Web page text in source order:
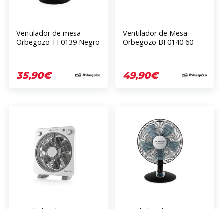
Ventilador de mesa
Orbegozo TF0139 Negro
35,90€
Ventilador de Mesa
Orbegozo BF0140 60
49,90€